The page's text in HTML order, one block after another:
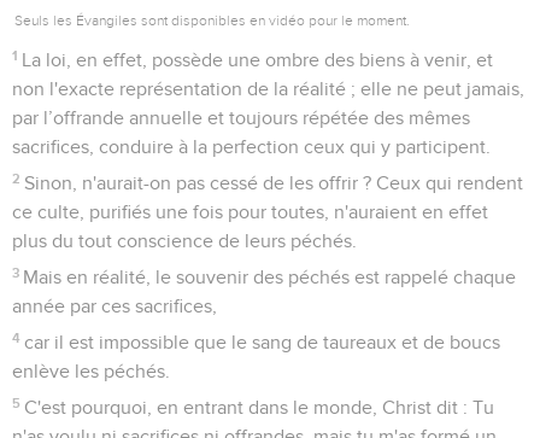
Seuls les Évangiles sont disponibles en vidéo pour le moment.
1 La loi, en effet, possède une ombre des biens à venir, et
non l'exacte représentation de la réalité ; elle ne peut jamais,
par l’offrande annuelle et toujours répétée des mêmes
sacrifices, conduire à la perfection ceux qui y participent.
2 Sinon, n'aurait-on pas cessé de les offrir ? Ceux qui rendent
ce culte, purifiés une fois pour toutes, n'auraient en effet
plus du tout conscience de leurs péchés.
3 Mais en réalité, le souvenir des péchés est rappelé chaque
année par ces sacrifices,
4 car il est impossible que le sang de taureaux et de boucs
enlève les péchés.
5 C'est pourquoi, en entrant dans le monde, Christ dit : Tu